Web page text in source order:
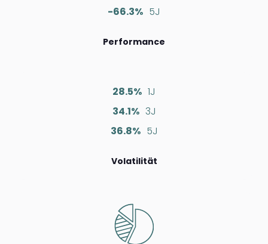
-66.3% 5J
Performance
28.5% 1J
34.1% 3J
36.8% 5J
Volatilität